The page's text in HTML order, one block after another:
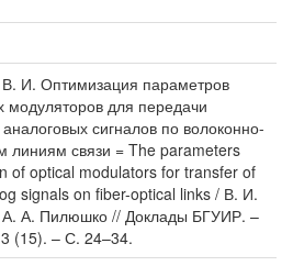
И. Оптимизация параметров
модуляторов для передачи
сигналов по волоконно-
линиям связи = The parameters
of optical modulators for transfer of
signals on fiber-optical links / В. И.
А. А. Пилюшко // Доклады БГУИР. –
(15). – С. 24–34.